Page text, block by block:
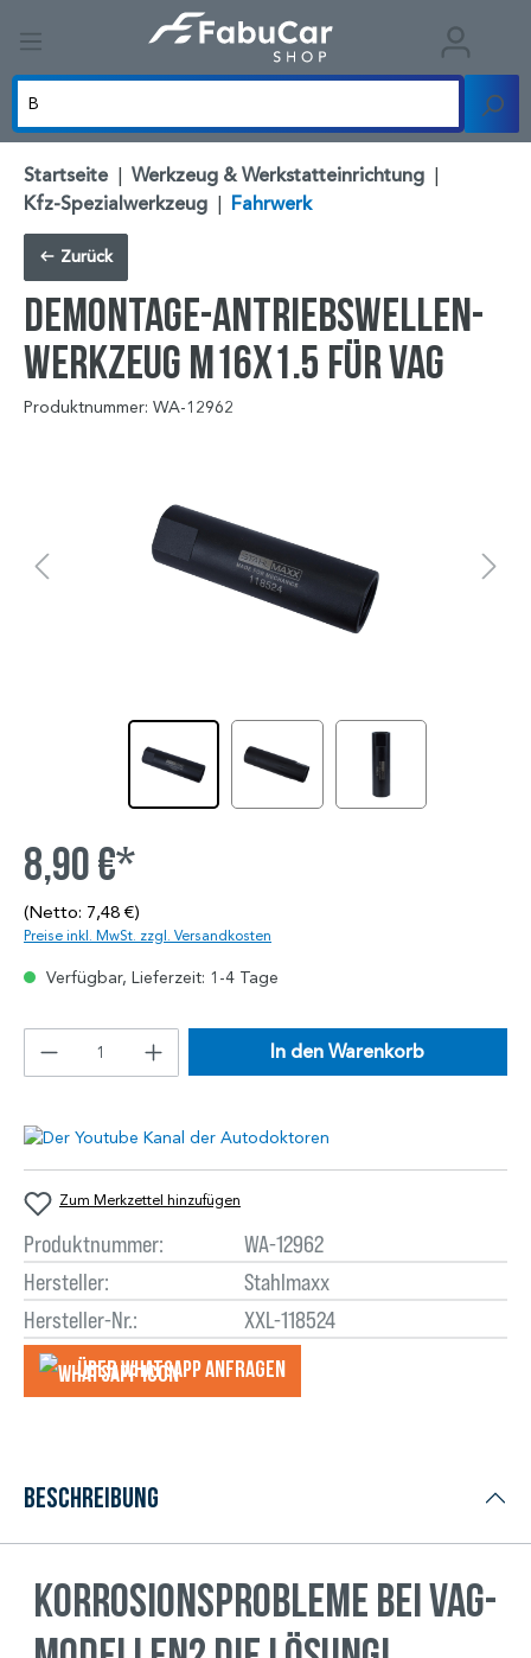
Startseite | Werkzeug & Werkstatteinrichtung |
Kfz-Spezialwerkzeug | Fahrwerk
Zurück
Demontage-Antriebswellen-
Werkzeug M16x1.5 für VAG
Produktnummer: WA-12962
8,90 €*
(Netto: 7,48 €)
Preise inkl. MwSt. zzgl. Versandkosten
Verfügbar, Lieferzeit: 1-4 Tage
In den Warenkorb
Zum Merkzettel hinzufügen
Produktnummer:
WA-12962
Hersteller:
Stahlmaxx
Hersteller-Nr.:
XXL-118524
Über WhatsApp anfragеn
Beschreibung
Korrosionsprobleme bei VAG-